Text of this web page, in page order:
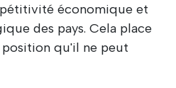
économique et
des pays. Cela place
position qu'il ne peut